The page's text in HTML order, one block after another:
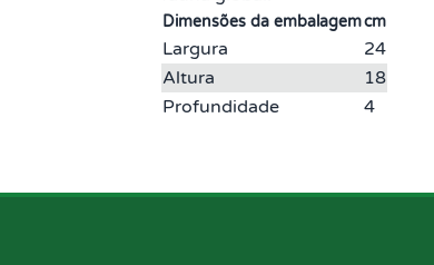
Dimensões da embalagemcm
Largura
24
Altura
18
Profundidade
4